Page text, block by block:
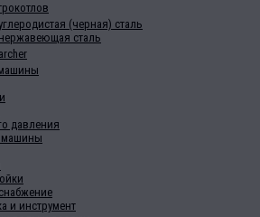
(черная) сталь
сталь
давления
машины
и инструмент